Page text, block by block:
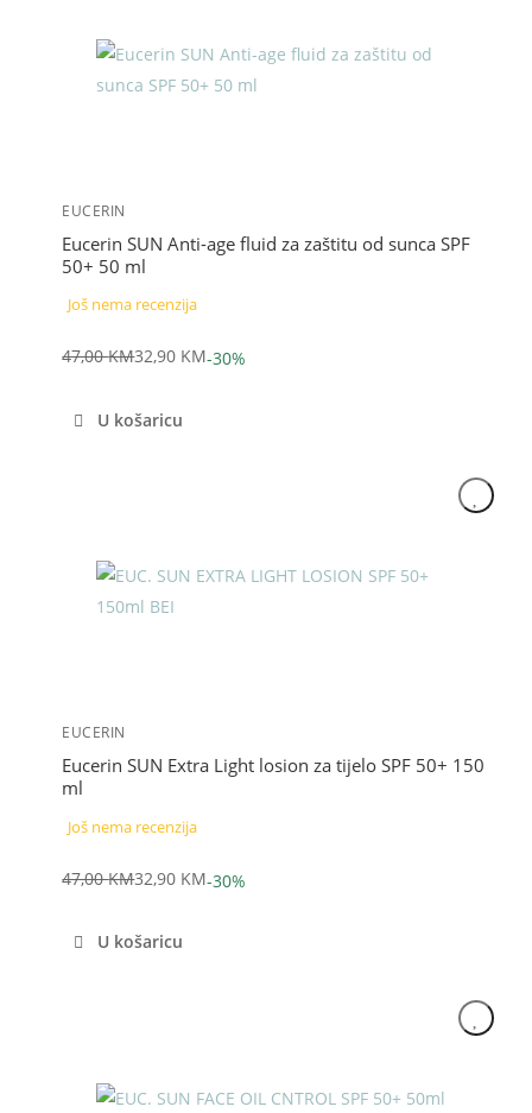
EUCERIN
Eucerin SUN Anti-age fluid za zaštitu od sunca SPF
50+ 50 ml
Još nema recenzija
47,00KM
Izvorna
bila
32,90 KM
Trenutna
je:
-30%
U košaricu
EUCERIN
Eucerin SUN Extra Light losion za tijelo SPF 50+ 150
ml
Još nema recenzija
47,00KM
Izvorna
bila
32,90 KM
Trenutna
je:
-30%
U košaricu